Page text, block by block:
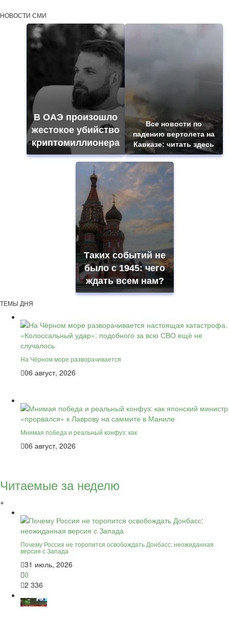
НОВОСТИ СМИ
В ОАЭ произошло
жестокое убийство
криптомиллионера
Все новости по
падению вертолета на
Кавказе: читать здесь
Таких событий не
было с 1945: чего
ждать всем нам?
ТЕМЫ ДНЯ
На Чёрном море разворачивается
06 август, 2026
Мнимая победа и реальный конфуз: как
06 август, 2026
Читаемые за неделю
+
Почему Россия не торопится освобождать Донбасс: неожиданная
версия с Запада
31 июль, 2026
0
2 336